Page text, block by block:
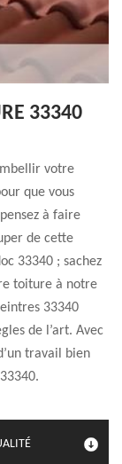
33340
votre
que vous
à faire
de cette
33340 ; sachez
toiture à notre
33340
de l’art. Avec
travail bien